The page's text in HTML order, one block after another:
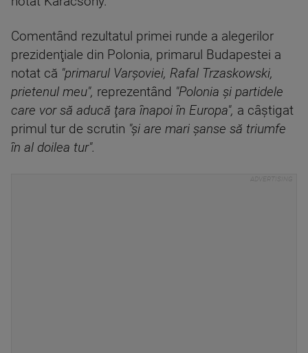
Comentând rezultatul primei runde a alegerilor
prezidenţiale din Polonia, primarul Budapestei a
notat că "primarul Varşoviei, Rafal Trzaskowski,
prietenul meu", reprezentând "Polonia şi partidele
care vor să aducă ţara înapoi în Europa", a câştigat
primul tur de scrutin "şi are mari şanse să triumfe
în al doilea tur".